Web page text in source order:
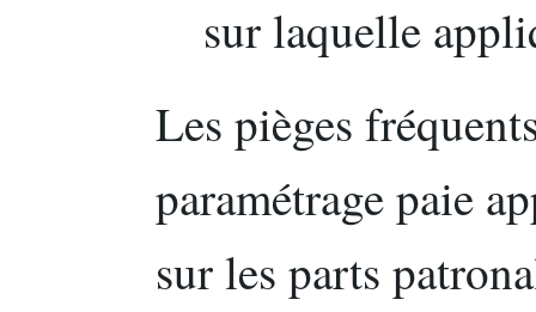
sur laquelle
Les pièges
paramétrage paie
sur les parts